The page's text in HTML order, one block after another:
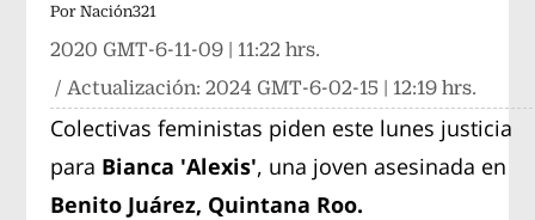
Por Nación321
2020 GMT-6-11-09 | 11:22 hrs.
/ Actualización:2024 GMT-6-02-15 | 12:19 hrs.
Colectivas feministas piden este lunes justicia
para Bianca 'Alexis', una joven asesinada en
Benito Juárez, Quintana Roo.